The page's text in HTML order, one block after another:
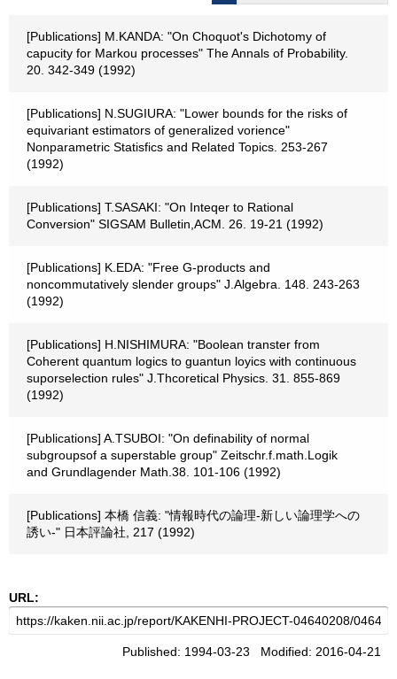
[Publications] M.KANDA: "On Choquot's Dichotomy of
capucity for Markou processes" The Annals of Probability.
20. 342-349 (1992)
[Publications] N.SUGIURA: "Lower bounds for the risks of
equivariant estimators of generalized vorience"
Nonparametric Statisfics and Related Topics. 253-267
(1992)
[Publications] T.SASAKI: "On Inteqer to Rational
Conversion" SIGSAM Bulletin,ACM. 26. 19-21 (1992)
[Publications] K.EDA: "Free G-products and
noncommutatively slender groups" J.Algebra. 148. 243-263
(1992)
[Publications] H.NISHIMURA: "Boolean transter from
Coherent quantum logics to guantun loyics with continuous
suporselection rules" J.Thcoretical Physics. 31. 855-869
(1992)
[Publications] A.TSUBOI: "On definability of normal
subgroupsof a superstable group" Zeitschr.f.math.Logik
and Grundlagender Math.38. 101-106 (1992)
[Publications] 本橋 信義: "情報時代の論理-新しい論理学への
誘い-" 日本評論社, 217 (1992)
URL:
Published: 1994-03-23 Modified: 2016-04-21